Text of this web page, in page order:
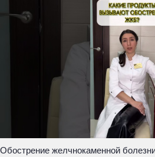
Обострение желчнокаменной